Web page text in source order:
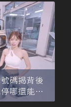
碼揭背後
哪還能幫